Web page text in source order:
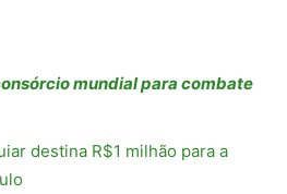
mundial para combate
destina R$1 milhão para a